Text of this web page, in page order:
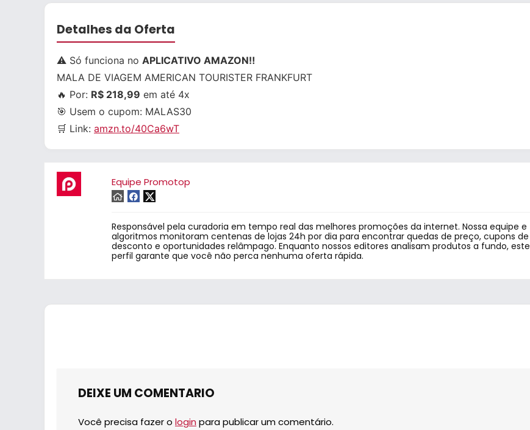
Detalhes da Oferta
⚠️ Só funciona no APLICATIVO AMAZON‼️
MALA DE VIAGEM AMERICAN TOURISTER FRANKFURT
🔥 Por: R$ 218,99 em até 4x
🎯 Usem o cupom: MALAS30
🛒 Link: amzn.to/40Ca6wT
Equipe Promotop
Responsável pela curadoria em tempo real das melhores promoções da internet. Nossa equipe e
algoritmos monitoram centenas de lojas 24h por dia para encontrar quedas de preço, cupons de
desconto e oportunidades relâmpago. Enquanto nossos editores analisam produtos a fundo, este
perfil garante que você não perca nenhuma oferta rápida.
DEIXE UM COMENTARIO
Você precisa fazer o login para publicar um comentário.